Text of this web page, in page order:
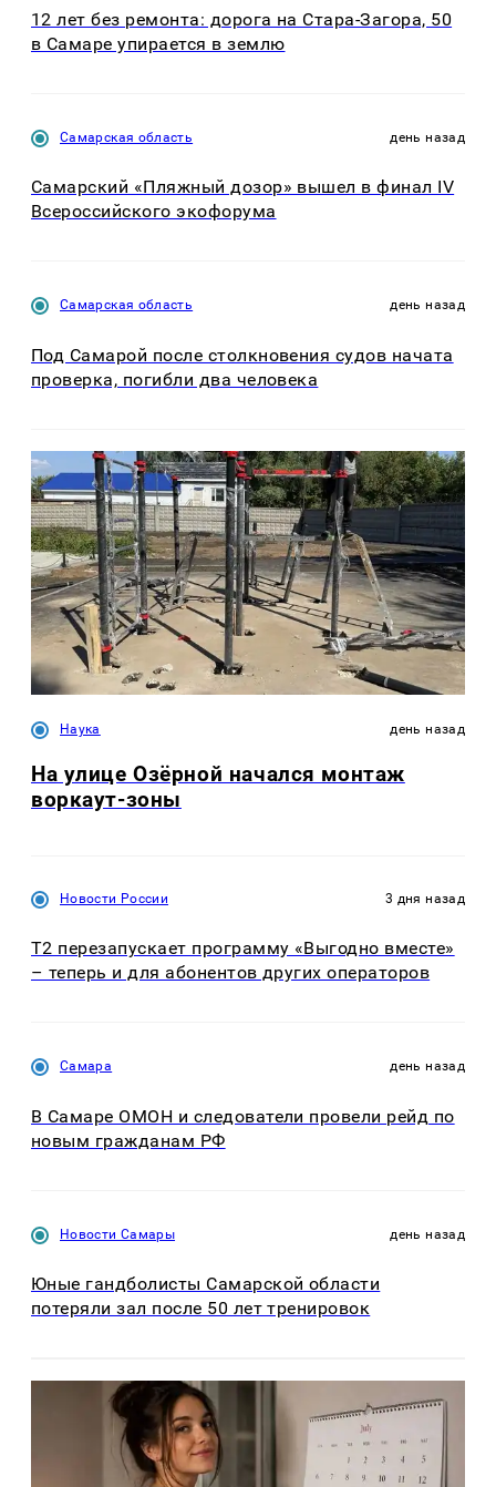
12 лет без ремонта: дорога на Стара-Загора, 50
в Самаре упирается в землю
Самарская область день назад
Самарский «Пляжный дозор» вышел в финал IV
Всероссийского экофорума
Самарская область день назад
Под Самарой после столкновения судов начата
проверка, погибли два человека
Наука день назад
На улице Озëрной начался монтаж
воркаут-зоны
Новости России 3 дня назад
Т2 перезапускает программу «Выгодно вместе»
– теперь и для абонентов других операторов
Самара день назад
В Самаре ОМОН и следователи провели рейд по
новым гражданам РФ
Новости Самары день назад
Юные гандболисты Самарской области
потеряли зал после 50 лет тренировок